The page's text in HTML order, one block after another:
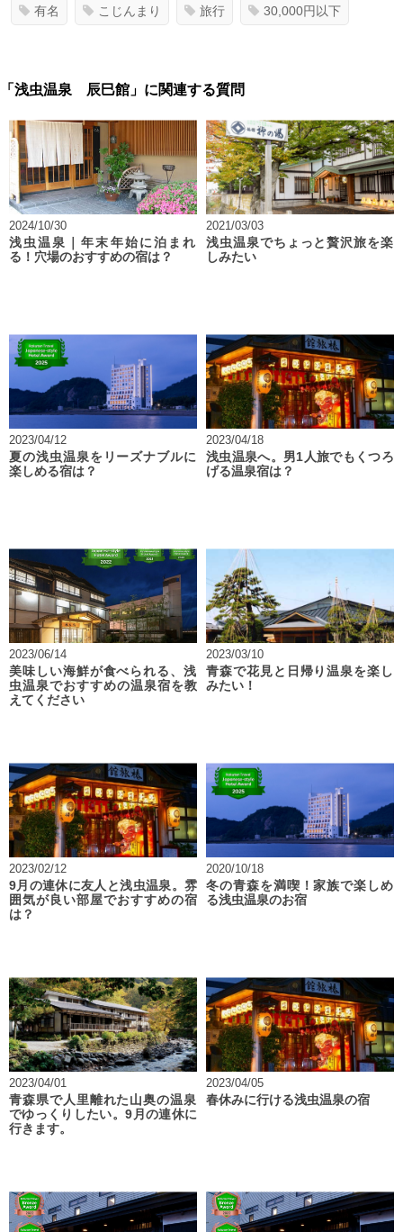
有名 こじんまり 旅行 30,000円以下
「浅虫温泉 辰巳館」に関連する質問
2024/10/30
浅虫温泉｜年末年始に泊まれ
る！穴場のおすすめの宿は？
2021/03/03
浅虫温泉でちょっと贅沢旅を楽
しみたい
2023/04/12
夏の浅虫温泉をリーズナブルに
楽しめる宿は？
2023/04/18
浅虫温泉へ。男1人旅でもくつろ
げる温泉宿は？
2023/06/14
美味しい海鮮が食べられる、浅
虫温泉でおすすめの温泉宿を教
えてください
2023/03/10
青森で花見と日帰り温泉を楽し
みたい！
2023/02/12
9月の連休に友人と浅虫温泉。雰
囲気が良い部屋でおすすめの宿
は？
2020/10/18
冬の青森を満喫！家族で楽しめ
る浅虫温泉のお宿
2023/04/01
青森県で人里離れた山奥の温泉
でゆっくりしたい。9月の連休に
行きます。
2023/04/05
春休みに行ける浅虫温泉の宿